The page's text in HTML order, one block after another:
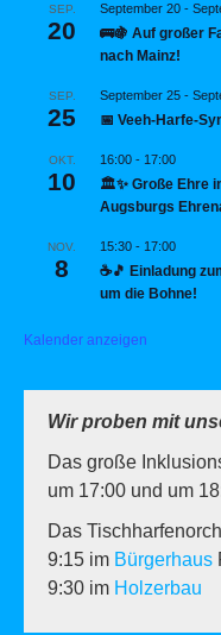
SEP.
20
September 20 -
🚌🍇 Auf großer
nach Mainz!
SEP.
25
September 25 -
📅 Veeh-Harfe-
OKT.
10
16:00 - 17:00
🏛️✨ Große Ehre
Augsburgs
NOV.
8
15:30 - 17:00
☕🎵 Einladung
um die Bohne!
Kalender anzeigen
Wir proben mit
Das große
um 17:00 und um
Das
9:15 im Bürgerhaus
9:30 im Holzerbau